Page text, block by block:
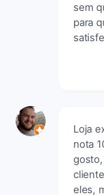
sem
para
Loja
nota
eles,